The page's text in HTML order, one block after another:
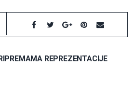
REPREZENTACIJE